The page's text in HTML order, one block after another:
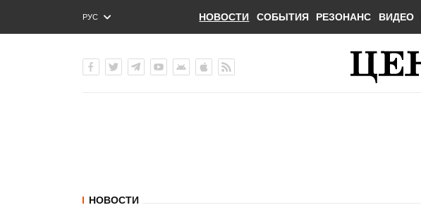
РУС
ENG
НОВОСТИ СОБЫТИЯ РЕЗОНАНС ВИДЕО
НОВОСТИ